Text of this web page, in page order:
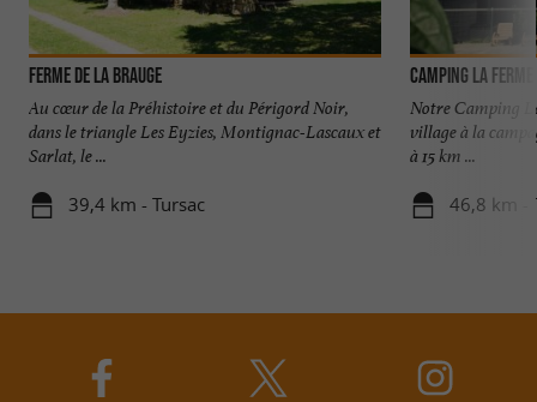
Ferme de la Brauge
Au cœur de la Préhistoire et du Périgord Noir,
dans le triangle Les Eyzies, Montignac-Lascaux et
Sarlat, le ...
39,4 km - Tursac
Camping La
Notre Camping
village à la
à 15 km ...
46,8 km -